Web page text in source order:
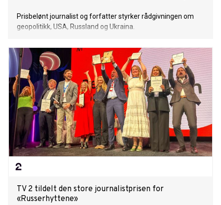
Prisbelønt journalist og forfatter styrker rådgivningen om
geopolitikk, USA, Russland og Ukraina.
TV 2 tildelt den store journalistprisen for
«Russerhyttene»